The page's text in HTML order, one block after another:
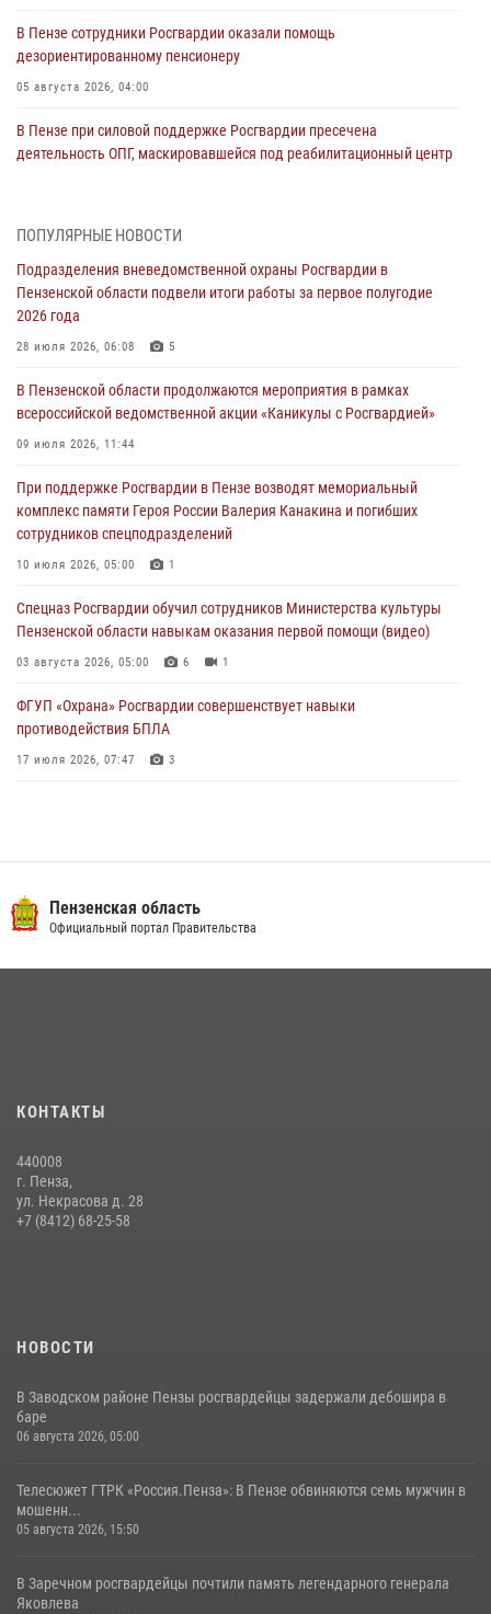
В Пензе сотрудники Росгвардии оказали помощь
дезориентированному пенсионеру
05 августа 2026, 04:00
В Пензе при силовой поддержке Росгвардии пресечена
деятельность ОПГ, маскировавшейся под реабилитационный центр
работы за первое полугодие 2026 года
Росгвардия обеспечила безопасность праздничных мероприятий в
В Пензе сотрудники Росгвардии задержали мужчину, который
дома
03 августа 2026, 05:59
Росгвардейцы Пензенской области отмечают 35-летие дежурной
03 августа 2026, 05:15
ПОПУЛЯРНЫЕ НОВОСТИ
Подразделения вневедомственной охраны Росгвардии в
Пензенской области подвели итоги работы за первое полугодие
2026 года
28 июля 2026, 06:08 5
В Пензенской области продолжаются мероприятия в рамках
всероссийской ведомственной акции «Каникулы с Росгвардией»
09 июля 2026, 11:44
При поддержке Росгвардии в Пензе возводят мемориальный
комплекс памяти Героя России Валерия Канакина и погибших
сотрудников спецподразделений
10 июля 2026, 05:00 1
Спецназ Росгвардии обучил сотрудников Министерства культуры
Пензенской области навыкам оказания первой помощи (видео)
03 августа 2026, 05:00 6 1
ФГУП «Охрана» Росгвардии совершенствует навыки
противодействия БПЛА
17 июля 2026, 07:47 3
Пензенский спецназ Росгвардии готовит студентов к окружному
этапу «Зарницы 2.0» (видео)
Пучков посетил 55-й Всероссийский Лермонтовский праздник
11 июля 2026, 10:00
Сотрудники пензенского ОМОН «Страж» познакомили участников
Пензенская область
Официальный портал Правительства
КОНТАКТЫ
440008
г. Пенза,
ул. Некрасова д. 28
+7 (8412) 68-25-58
НОВОСТИ
В Заводском районе Пензы росгвардейцы задержали дебошира в
баре
06 августа 2026, 05:00
Телесюжет ГТРК «Россия.Пенза»: В Пензе обвиняются семь мужчин в
мошенн...
05 августа 2026, 15:50
В Заречном росгвардейцы почтили память легендарного генерала
Яковлева